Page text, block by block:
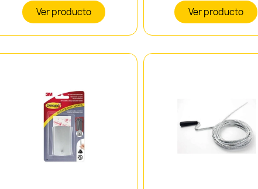
Ver producto Ver producto